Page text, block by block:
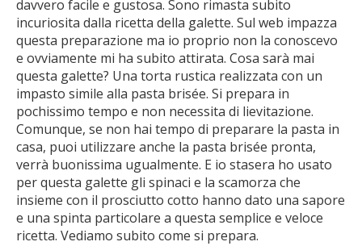
davvero facile e gustosa. Sono rimasta subito
incuriosita dalla ricetta della galette. Sul web impazza
questa preparazione ma io proprio non la conoscevo
e ovviamente mi ha subito attirata. Cosa sarà mai
questa galette? Una torta rustica realizzata con un
impasto simile alla pasta brisée. Si prepara in
pochissimo tempo e non necessita di lievitazione.
Comunque, se non hai tempo di preparare la pasta in
casa, puoi utilizzare anche la pasta brisée pronta,
verrà buonissima ugualmente. E io stasera ho usato
per questa galette gli spinaci e la scamorza che
insieme con il prosciutto cotto hanno dato una sapore
e una spinta particolare a questa semplice e veloce
ricetta. Vediamo subito come si prepara.